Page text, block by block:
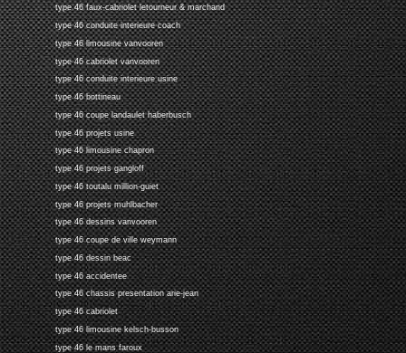
type 46 faux-cabriolet letourneur & marchand
type 46 conduite interieure coach
type 46 limousine vanvooren
type 46 cabriolet vanvooren
type 46 conduite interieure usine
type 46 bottineau
type 46 coupe landaulet haberbusch
type 46 projets usine
type 46 limousine chapron
type 46 projets gangloff
type 46 toutalu million-guiet
type 46 projets muhlbacher
type 46 dessins vanvooren
type 46 coupe de ville weymann
type 46 dessin beac
type 46 accidentee
type 46 chassis presentation arie-jean
type 46 cabriolet
type 46 limousine kelsch-busson
type 46 le mans faroux